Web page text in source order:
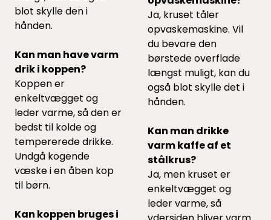
blot skylle den i
hånden.
Kan man have varm
drik i koppen?
Koppen er
enkeltvægget og
leder varme, så den er
bedst til kolde og
tempererede drikke.
Undgå kogende
væske i en åben kop
til børn.
Kan koppen bruges i
Ja, kruset tåler
opvaskemaskine. Vil
du bevare den
børstede overflade
længst muligt, kan du
også blot skylle det i
hånden.
Kan man drikke
varm kaffe af et
stålkrus?
Ja, men kruset er
enkeltvægget og
leder varme, så